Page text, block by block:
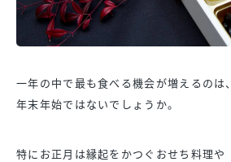
一年の中で最も食べる機会が増えるのは、
年末年始ではないでしょうか。
特にお正月は縁起をかつぐおせち料理や